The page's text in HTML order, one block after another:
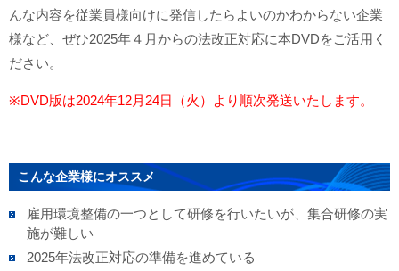
んな内容を従業員様向けに発信したらよいのかわからない企業
様など、ぜひ2025年４月からの法改正対応に本DVDをご活用く
ださい。
※DVD版は2024年12月24日（火）より順次発送いたします。
こんな企業様にオススメ
雇用環境整備の一つとして研修を行いたいが、集合研修の実
施が難しい
2025年法改正対応の準備を進めている